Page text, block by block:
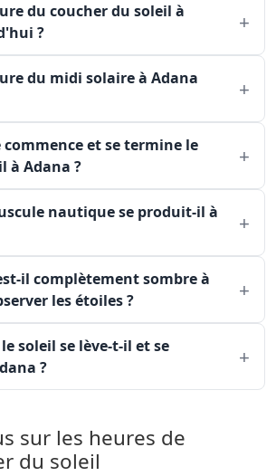
du coucher du soleil à
?
du midi solaire à Adana
et se termine le
à Adana ?
nautique se produit-il à
il complètement sombre à
les étoiles ?
soleil se lève-t-il et se
?
sur les heures de
du soleil